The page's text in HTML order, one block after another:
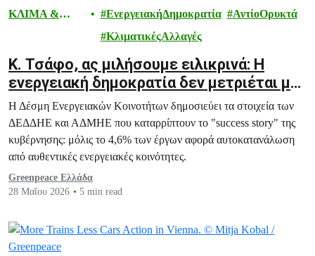
ΚΛΙΜΑ &
ΕνεργειακήΔημοκρατία
ΑντίοΟρυκτά
ΚλιματικέςΑλλαγές
K. Τσάφο, ας μιλήσουμε ειλικρινά: Η
ενεργειακή δημοκρατία δεν μετριέται με
“κοινότητες” στα χαρτιά
Η Δέσμη Ενεργειακών Κοινοτήτων δημοσιεύει τα στοιχεία των
ΔΕΔΔΗΕ και ΑΔΜΗΕ που καταρρίπτουν το "success story" της
κυβέρνησης: μόλις το 4,6% των έργων αφορά αυτοκατανάλωση
από αυθεντικές ενεργειακές κοινότητες.
Greenpeace Ελλάδα
28 Μαΐου 2026
5 min read